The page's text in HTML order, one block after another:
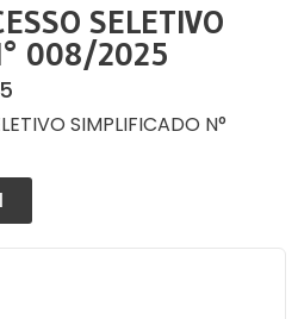
SELETIVO
008/2025
SIMPLIFICADO N°